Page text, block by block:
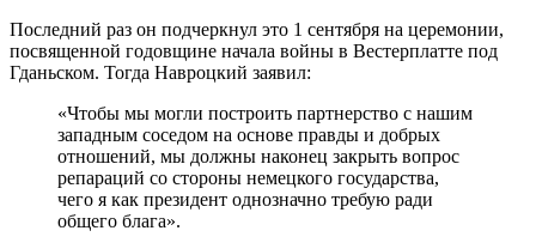
Последний раз он подчеркнул это 1 сентября на церемонии,
посвященной годовщине начала войны в Вестерплатте под
Гданьском. Тогда Навроцкий заявил:
«Чтобы мы могли построить партнерство с нашим
западным соседом на основе правды и добрых
отношений, мы должны наконец закрыть вопрос
репараций со стороны немецкого государства,
чего я как президент однозначно требую ради
общего блага».